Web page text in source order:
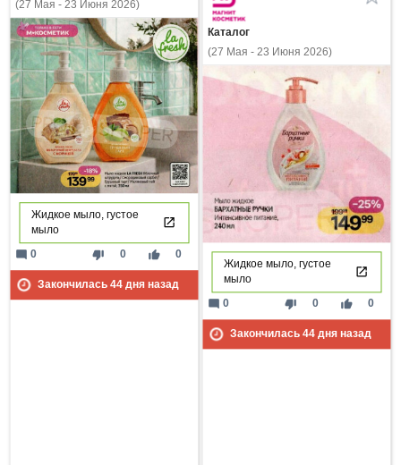
(27 Мая - 23 Июня 2026)
Жидкое мыло, густое
мыло
thumb_down 0 thumb_up 0
mode_comment 0
Закончилась 44дня назад
Каталог
(27 Мая - 23 Июня 2026)
Жидкое мыло, густое
мыло
thumb_down 0 thumb_up 0
mode_comment 0
Закончилась 44дня назад